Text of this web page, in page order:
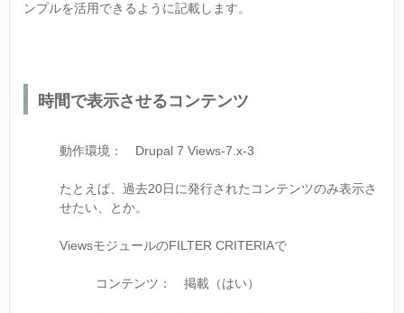
ンプルを活用できるように記載します。
時間で表示させるコンテンツ
動作環境： Drupal 7 Views-7.x-3
たとえば、過去20日に発行されたコンテンツのみ表示さ
せたい、とか。
ViewsモジュールのFILTER CRITERIAで
コンテンツ： 掲載（はい）